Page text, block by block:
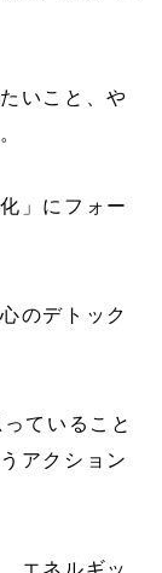
いこと、や
」にフォー
のデトック
ていること
アクション
エネルギッ